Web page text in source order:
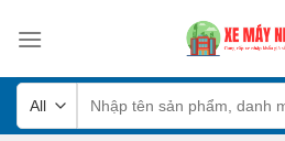
kiếm: